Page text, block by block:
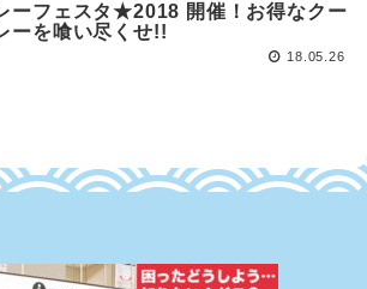
ーフェスタ★2018 開催！お得なクー
ーを喰い尽くせ!!
18.05.26